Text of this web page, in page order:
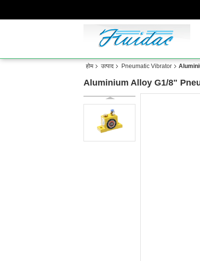
होम उत्पाद Pneumatic Vibrator
Aluminium Alloy G1/8"